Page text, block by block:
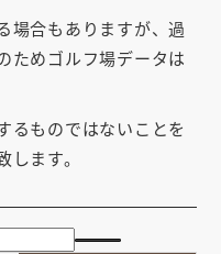
場合もありますが、過
ためゴルフ場データは
るものではないことを
ます。